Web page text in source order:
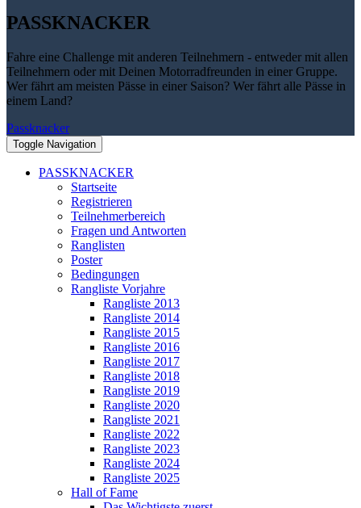
PASSKNACKER
Fahre eine Challenge mit anderen Teilnehmern - entweder mit allen
Teilnehmern oder mit Deinen Motorradfreunden in einer Gruppe.
Wer fährt am meisten Pässe in einer Saison? Wer fährt alle Pässe in
einem Land?
Passknacker
Toggle Navigation
PASSKNACKER
Startseite
Registrieren
Teilnehmerbereich
Fragen und Antworten
Ranglisten
Poster
Bedingungen
Rangliste Vorjahre
Rangliste 2013
Rangliste 2014
Rangliste 2015
Rangliste 2016
Rangliste 2017
Rangliste 2018
Rangliste 2019
Rangliste 2020
Rangliste 2021
Rangliste 2022
Rangliste 2023
Rangliste 2024
Rangliste 2025
Hall of Fame